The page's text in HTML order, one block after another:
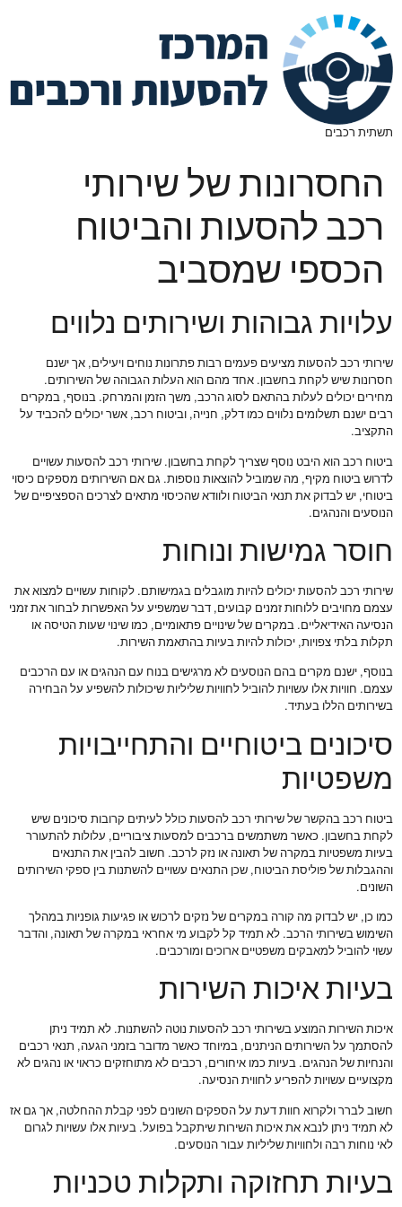
תשתית רכבים
החסרונות של שירותי
רכב להסעות והביטוח
הכספי שמסביב
עלויות גבוהות ושירותים נלווים
שירותי רכב להסעות מציעים פעמים רבות פתרונות נוחים ויעילים, אך ישנם
חסרונות שיש לקחת בחשבון. אחד מהם הוא העלות הגבוהה של השירותים.
מחירים יכולים לעלות בהתאם לסוג הרכב, משך הזמן והמרחק. בנוסף, במקרים
רבים ישנם תשלומים נלווים כמו דלק, חנייה, וביטוח רכב, אשר יכולים להכביד על
התקציב.
ביטוח רכב הוא היבט נוסף שצריך לקחת בחשבון. שירותי רכב להסעות עשויים
לדרוש ביטוח מקיף, מה שמוביל להוצאות נוספות. גם אם השירותים מספקים כיסוי
ביטוחי, יש לבדוק את תנאי הביטוח ולוודא שהכיסוי מתאים לצרכים הספציפיים של
הנוסעים והנהגים.
חוסר גמישות ונוחות
שירותי רכב להסעות יכולים להיות מוגבלים בגמישותם. לקוחות עשויים למצוא את
עצמם מחויבים ללוחות זמנים קבועים, דבר שמשפיע על האפשרות לבחור את זמני
הנסיעה האידיאליים. במקרים של שינויים פתאומיים, כמו שינוי שעות הטיסה או
תקלות בלתי צפויות, יכולות להיות בעיות בהתאמת השירות.
בנוסף, ישנם מקרים בהם הנוסעים לא מרגישים בנוח עם הנהגים או עם הרכבים
עצמם. חוויות אלו עשויות להוביל לחוויות שליליות שיכולות להשפיע על הבחירה
בשירותים הללו בעתיד.
סיכונים ביטוחיים והתחייבויות
משפטיות
ביטוח רכב בהקשר של שירותי רכב להסעות כולל לעיתים קרובות סיכונים שיש
לקחת בחשבון. כאשר משתמשים ברכבים למסעות ציבוריים, עלולות להתעורר
בעיות משפטיות במקרה של תאונה או נזק לרכב. חשוב להבין את התנאים
וההגבלות של פוליסת הביטוח, שכן התנאים עשויים להשתנות בין ספקי השירותים
השונים.
כמו כן, יש לבדוק מה קורה במקרים של נזקים לרכוש או פגיעות גופניות במהלך
השימוש בשירותי הרכב. לא תמיד קל לקבוע מי אחראי במקרה של תאונה, והדבר
עשוי להוביל למאבקים משפטיים ארוכים ומורכבים.
בעיות איכות השירות
איכות השירות המוצע בשירותי רכב להסעות נוטה להשתנות. לא תמיד ניתן
להסתמך על השירותים הניתנים, במיוחד כאשר מדובר בזמני הגעה, תנאי רכבים
והנחיות של הנהגים. בעיות כמו איחורים, רכבים לא מתוחזקים כראוי או נהגים לא
מקצועיים עשויות להפריע לחווית הנסיעה.
חשוב לברר ולקרוא חוות דעת על הספקים השונים לפני קבלת ההחלטה, אך גם אז
לא תמיד ניתן לנבא את איכות השירות שיתקבל בפועל. בעיות אלו עשויות לגרום
לאי נוחות רבה ולחוויות שליליות עבור הנוסעים.
בעיות תחזוקה ותקלות טכניות